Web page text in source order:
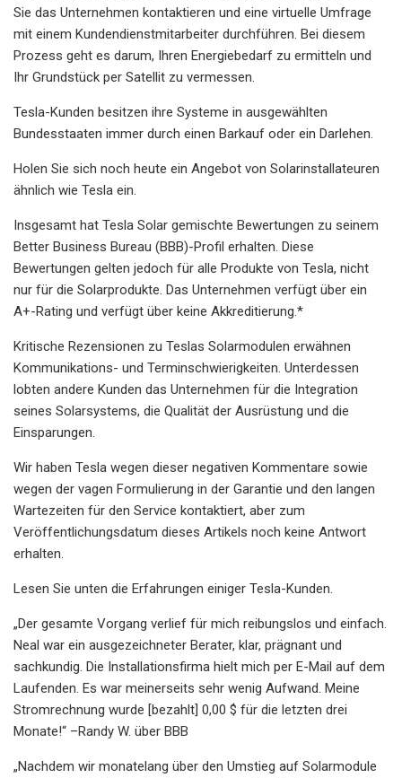
Sie das Unternehmen kontaktieren und eine virtuelle Umfrage
mit einem Kundendienstmitarbeiter durchführen. Bei diesem
Prozess geht es darum, Ihren Energiebedarf zu ermitteln und
Ihr Grundstück per Satellit zu vermessen.
Tesla-Kunden besitzen ihre Systeme in ausgewählten
Bundesstaaten immer durch einen Barkauf oder ein Darlehen.
Holen Sie sich noch heute ein Angebot von Solarinstallateuren
ähnlich wie Tesla ein.
Insgesamt hat Tesla Solar gemischte Bewertungen zu seinem
Better Business Bureau (BBB)-Profil erhalten. Diese
Bewertungen gelten jedoch für alle Produkte von Tesla, nicht
nur für die Solarprodukte. Das Unternehmen verfügt über ein
A+-Rating und verfügt über keine Akkreditierung.*
Kritische Rezensionen zu Teslas Solarmodulen erwähnen
Kommunikations- und Terminschwierigkeiten. Unterdessen
lobten andere Kunden das Unternehmen für die Integration
seines Solarsystems, die Qualität der Ausrüstung und die
Einsparungen.
Wir haben Tesla wegen dieser negativen Kommentare sowie
wegen der vagen Formulierung in der Garantie und den langen
Wartezeiten für den Service kontaktiert, aber zum
Veröffentlichungsdatum dieses Artikels noch keine Antwort
erhalten.
Lesen Sie unten die Erfahrungen einiger Tesla-Kunden.
„Der gesamte Vorgang verlief für mich reibungslos und einfach.
Neal war ein ausgezeichneter Berater, klar, prägnant und
sachkundig. Die Installationsfirma hielt mich per E-Mail auf dem
Laufenden. Es war meinerseits sehr wenig Aufwand. Meine
Stromrechnung wurde [bezahlt] 0,00 $ für die letzten drei
Monate!“ –Randy W. über BBB
„Nachdem wir monatelang über den Umstieg auf Solarmodule